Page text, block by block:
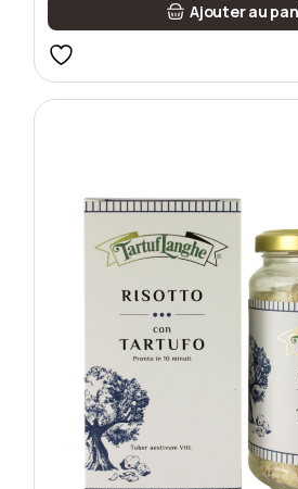
Ajouter au